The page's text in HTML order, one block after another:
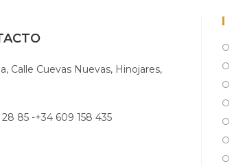
Calle Cuevas Nuevas, Hinojares,
28 85 -+34 609 158 435